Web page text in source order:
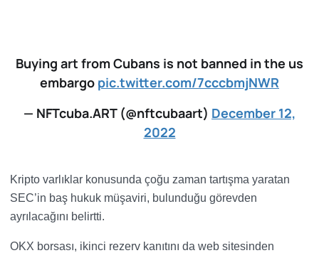
Buying art from Cubans is not banned in the us
embargo pic.twitter.com/7cccbmjNWR
— NFTcuba.ART (@nftcubaart) December 12,
2022
Kripto varlıklar konusunda çoğu zaman tartışma yaratan
SEC’in baş hukuk müşaviri, bulunduğu görevden
ayrılacağını belirtti.
OKX borsası, ikinci rezerv kanıtını da web sitesinden